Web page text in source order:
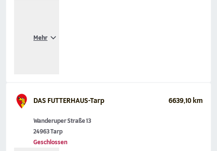
Mehr
DAS FUTTERHAUS-Tarp 6639,10 km
Wanderuper Straße 13
24963 Tarp
Geschlossen